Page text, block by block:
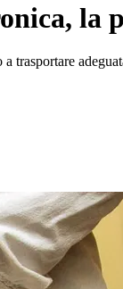
trasportare